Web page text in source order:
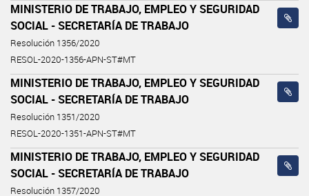
MINISTERIO DE TRABAJO, EMPLEO Y SEGURIDAD
SOCIAL - SECRETARÍA DE TRABAJO
Resolución 1356/2020
RESOL-2020-1356-APN-ST#MT
MINISTERIO DE TRABAJO, EMPLEO Y SEGURIDAD
SOCIAL - SECRETARÍA DE TRABAJO
Resolución 1351/2020
RESOL-2020-1351-APN-ST#MT
MINISTERIO DE TRABAJO, EMPLEO Y SEGURIDAD
SOCIAL - SECRETARÍA DE TRABAJO
Resolución 1357/2020